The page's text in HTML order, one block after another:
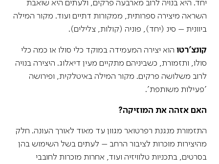
יחד. היא בנויה לרוב מארבעה פרקים, ולעתים היא שואבת
השראה מיצירה ספרותית, ממקורות דתיים ועוד. מקור המילה
ביוונית – סינ (יחד), פוניה (קולות, צלילים).
קונצ'רטו הוא יצירה המעמידה במוקד כלי סולו או כמה כלי
סולו, ותזמורת, כשביניהם מתקיים מעין דיאלוג. היצירה בנויה
לרוב משלושה פרקים. מקור המילה באיטלקית, ופירושה
'פעילות משותפת'.
האם אזהה את המוזיקה?
התזמורת מנגנת רפרטואר מגוון עד מאוד לאורך העונה. חלק
מהיצירות מוכרות לציבור הרחב – לעתים בשל השימוש בהן
בסרטים, בתכניות טלוויזיה ועוד, אחרות מוכרות לחובבי